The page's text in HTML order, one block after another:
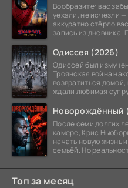
Вообразите: вас
уехали, не исчезли
аккуратно стёрло
запись из дневника.
Одиссея (2026)
Одиссей был
Троянская война
возвратиться
ждали любимая
Новорождённый
После семи долгих
камере, Крис
начать новую жизнь
семьёй. Но
Топ за месяц